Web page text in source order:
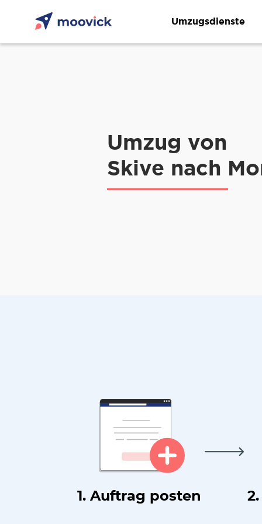
Umzugsdienste
Umzug von
Skive nach
1. Auftrag posten